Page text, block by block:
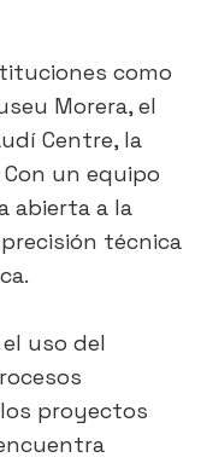
como
Morera, el
Centre, la
un equipo
abierta a la
técnica
uso del
proyectos